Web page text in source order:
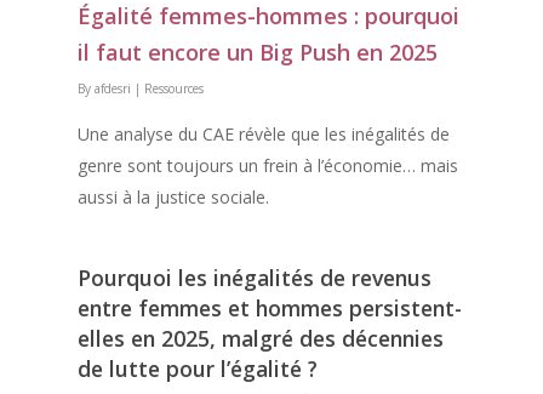
Égalité femmes-hommes : pourquoi
il faut encore un Big Push en 2025
By afdesri | Ressources
Une analyse du CAE révèle que les inégalités de
genre sont toujours un frein à l’économie… mais
aussi à la justice sociale.
Pourquoi les inégalités de revenus
entre femmes et hommes persistent-
elles en 2025, malgré des décennies
de lutte pour l’égalité ?